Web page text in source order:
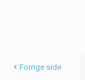
Forrige side